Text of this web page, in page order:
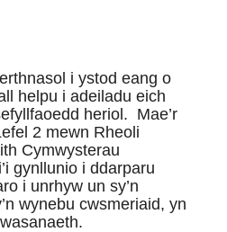
i ystod eang o
helpu i adeiladu eich
heriol. Mae’r
2 mewn Rheoli
Cymwysterau
gynllunio i ddarparu
i unrhyw un sy’n
wynebu cwsmeriaid, yn